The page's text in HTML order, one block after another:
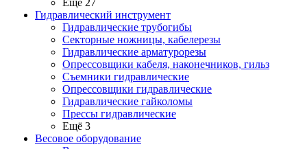
Ещё 27
Гидравлический инструмент
Гидравлические трубогибы
Секторные ножницы, кабелерезы
Гидравлические арматурорезы
Опрессовщики кабеля, наконечников, гильз
Съемники гидравлические
Опрессовщики гидравлические
Гидравлические гайколомы
Прессы гидравлические
Ещё 3
Весовое оборудование